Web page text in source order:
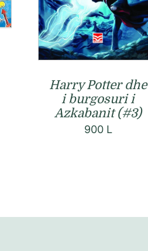
Harry Potter dhe
i burgosuri i
Azkabanit (#3)
900 L